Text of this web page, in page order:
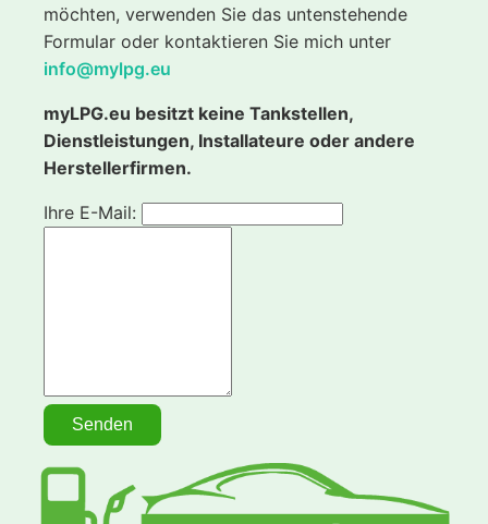
möchten, verwenden Sie das untenstehende
Formular oder kontaktieren Sie mich unter
info@mylpg.eu
myLPG.eu besitzt keine Tankstellen,
Dienstleistungen, Installateure oder andere
Herstellerfirmen.
Ihre E-Mail: